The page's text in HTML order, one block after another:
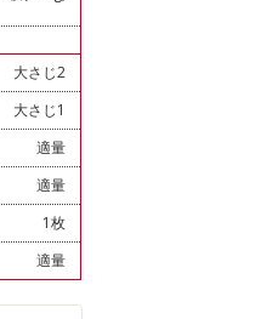
大さじ2
大さじ1
適量
適量
1枚
適量